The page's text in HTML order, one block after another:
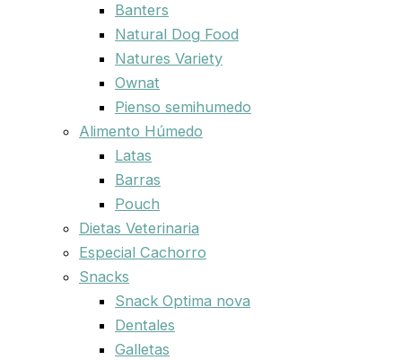
Banters
Natural Dog Food
Natures Variety
Ownat
Pienso semihumedo
Alimento Húmedo
Latas
Barras
Pouch
Dietas Veterinaria
Especial Cachorro
Snacks
Snack Optima nova
Dentales
Galletas